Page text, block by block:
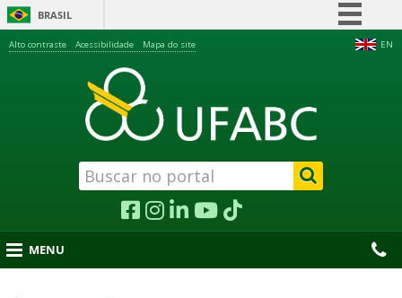
BRASIL
Acesso à informação
Legislação
Canais
EN
Alto contraste Acessibilidade Mapa do site
MENU